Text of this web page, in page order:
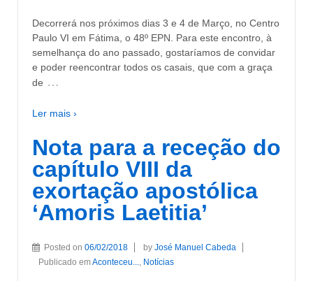
Decorrerá nos próximos dias 3 e 4 de Março, no Centro
Paulo VI em Fátima, o 48º EPN. Para este encontro, à
semelhança do ano passado, gostaríamos de convidar
e poder reencontrar todos os casais, que com a graça
de …
Ler mais ›
Nota para a receção do
capítulo VIII da
exortação apostólica
‘Amoris Laetitia’
Posted on 06/02/2018 by José Manuel Cabeda
Publicado emAconteceu..., Notícias